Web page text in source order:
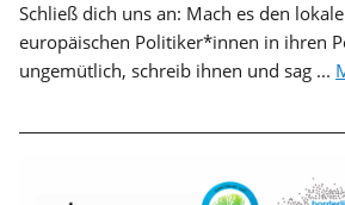
Schließ dich uns an: Mach es den
europäischen Politiker*innen in ihren
ungemütlich, schreib ihnen und sag ...